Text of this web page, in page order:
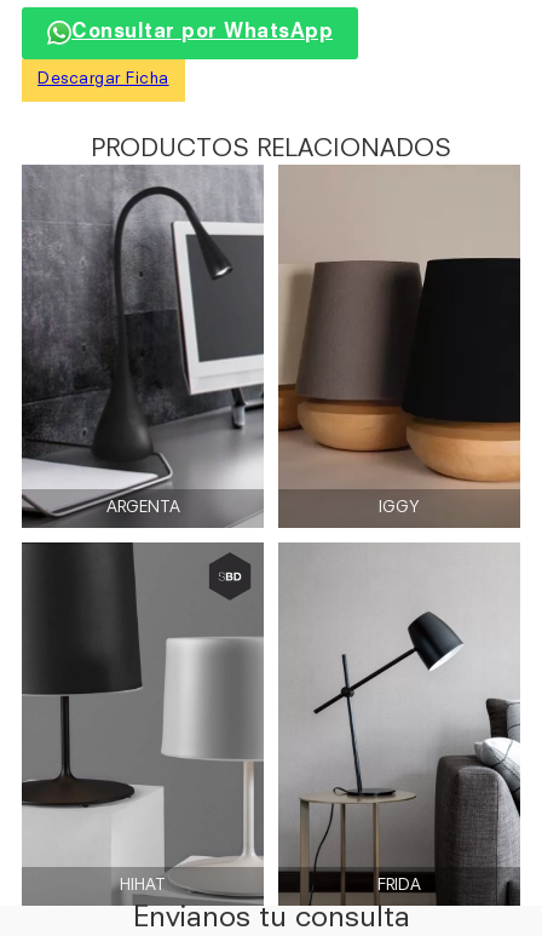
Consultar por WhatsApp
Descargar Ficha
PRODUCTOS RELACIONADOS
ARGENTA IGGY
HIHAT FRIDA
Envianos tu consulta